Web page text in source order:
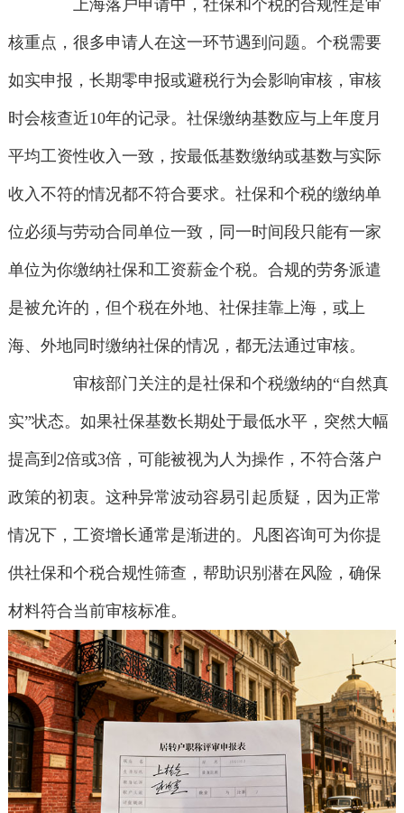
上海落户申请中，社保和个税的合规性是审
核重点，很多申请人在这一环节遇到问题。个税需要
如实申报，长期零申报或避税行为会影响审核，审核
时会核查近10年的记录。社保缴纳基数应与上年度月
平均工资性收入一致，按最低基数缴纳或基数与实际
收入不符的情况都不符合要求。社保和个税的缴纳单
位必须与劳动合同单位一致，同一时间段只能有一家
单位为你缴纳社保和工资薪金个税。合规的劳务派遣
是被允许的，但个税在外地、社保挂靠上海，或上
海、外地同时缴纳社保的情况，都无法通过审核。
审核部门关注的是社保和个税缴纳的“自然真
实”状态。如果社保基数长期处于最低水平，突然大幅
提高到2倍或3倍，可能被视为人为操作，不符合落户
政策的初衷。这种异常波动容易引起质疑，因为正常
情况下，工资增长通常是渐进的。凡图咨询可为你提
供社保和个税合规性筛查，帮助识别潜在风险，确保
材料符合当前审核标准。